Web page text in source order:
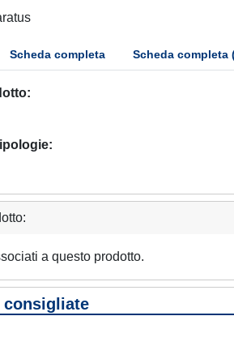
Scheda completa Scheda completa
a questo prodotto.
consigliate